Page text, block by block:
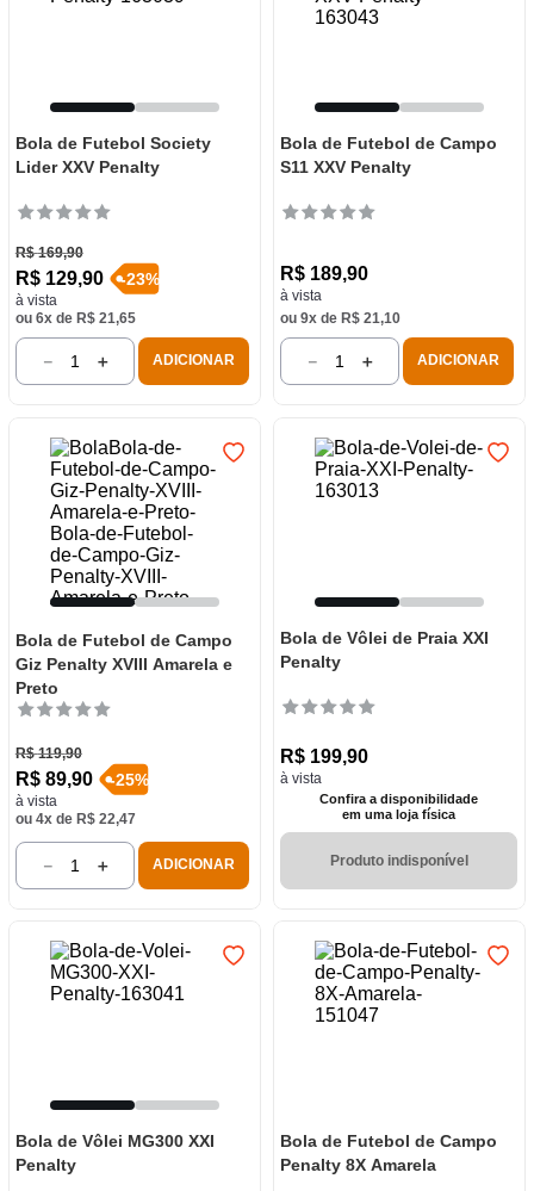
Bola de Futebol Society
Lider XXV Penalty
R$ 169,90
R$ 129,90
à vista
-23%
ou 6x de R$ 21,65
＋
－ ADICIONAR
Bola de Futebol de Campo
S11 XXV Penalty
R$ 189,90
à vista
ou 9x de R$ 21,10
＋
－ ADICIONAR
Bola de Futebol de Campo
Giz Penalty XVIII Amarela e
Preto
R$ 119,90
R$ 89,90
à vista
-25%
ou 4x de R$ 22,47
＋
－ ADICIONAR
Bola de Vôlei de Praia XXI
Penalty
R$ 199,90
à vista
Confira a disponibilidade
em uma loja física
Produto indisponível
Bola de Vôlei MG300 XXI
Penalty
Bola de Futebol de Campo
Penalty 8X Amarela